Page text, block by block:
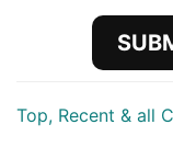
Top, Recent & all